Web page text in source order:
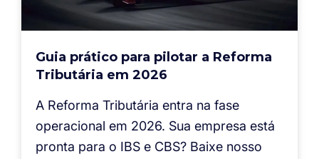
Guia prático para pilotar a Reforma
Tributária em 2026
A Reforma Tributária entra na fase
operacional em 2026. Sua empresa está
pronta para o IBS e CBS? Baixe nosso